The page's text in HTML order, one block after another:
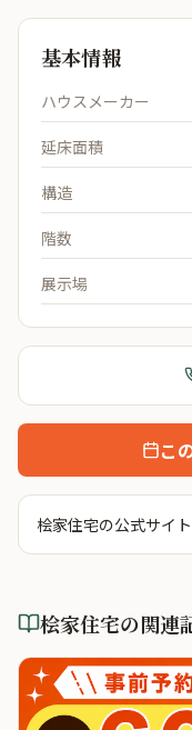
基本情報
ハウスメーカー
延床面積
構造
階数
展示場
こ
桧家住宅の公式サイト
桧家住宅の関連